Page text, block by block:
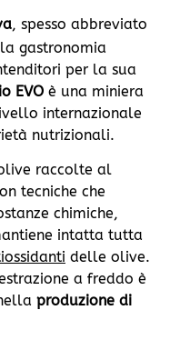
, spesso abbreviato
gastronomia
per la sua
EVO è una miniera
internazionale
nutrizionali.
raccolte al
tecniche che
chimiche,
intatta tutta
delle olive.
a freddo è
produzione di